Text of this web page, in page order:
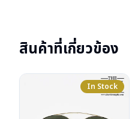
สินค้าที่เกี่ยวข้อง
In Stock